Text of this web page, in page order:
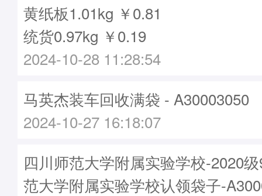
黄纸板1.01kg ￥0.81
统货0.97kg ￥0.19
2024-10-28 11:28:54
马英杰装车回收满袋 - A30003050
2024-10-27 16:18:07
四川师范大学附属实验学校-2020
范大学附属实验学校认领袋子-